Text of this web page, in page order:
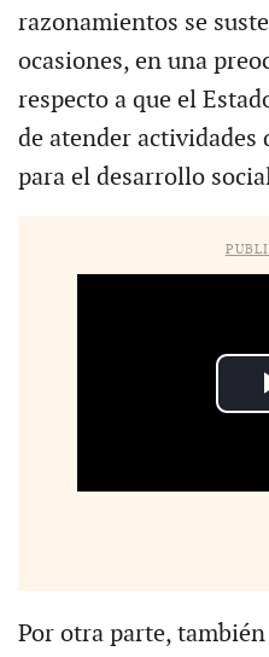
razonamientos se
ocasiones, en una
respecto a que el
de atender
para el desarrollo
Por otra parte,